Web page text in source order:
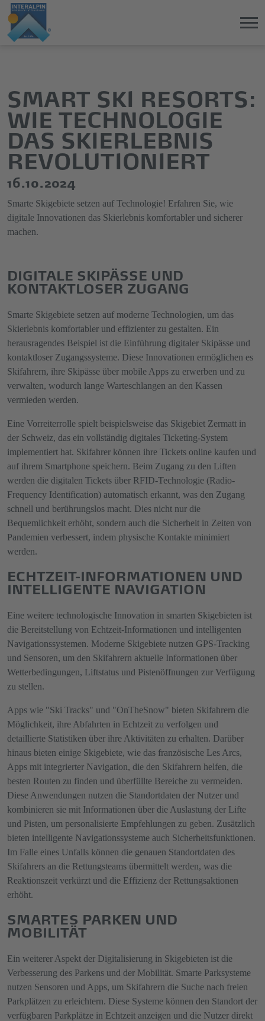
springen
springen
SMART SKI RESORTS:
WIE TECHNOLOGIE
DAS SKIERLEBNIS
REVOLUTIONIERT
16.10.2024
Smarte Skigebiete setzen auf Technologie! Erfahren Sie, wie
digitale Innovationen das Skierlebnis komfortabler und sicherer
machen.
DIGITALE SKIPÄSSE UND
KONTAKTLOSER ZUGANG
Smarte Skigebiete setzen auf moderne Technologien, um das
Skierlebnis komfortabler und effizienter zu gestalten. Ein
herausragendes Beispiel ist die Einführung digitaler Skipässe und
kontaktloser Zugangssysteme. Diese Innovationen ermöglichen es
Skifahrern, ihre Skipässe über mobile Apps zu erwerben und zu
verwalten, wodurch lange Warteschlangen an den Kassen
vermieden werden.
Eine Vorreiterrolle spielt beispielsweise das Skigebiet Zermatt in
der Schweiz, das ein vollständig digitales Ticketing-System
implementiert hat. Skifahrer können ihre Tickets online kaufen und
auf ihrem Smartphone speichern. Beim Zugang zu den Liften
werden die digitalen Tickets über RFID-Technologie (Radio-
Frequency Identification) automatisch erkannt, was den Zugang
schnell und berührungslos macht. Dies nicht nur die
Bequemlichkeit erhöht, sondern auch die Sicherheit in Zeiten von
Pandemien verbessert, indem physische Kontakte minimiert
werden.
ECHTZEIT-INFORMATIONEN UND
INTELLIGENTE NAVIGATION
Eine weitere technologische Innovation in smarten Skigebieten ist
die Bereitstellung von Echtzeit-Informationen und intelligenten
Navigationssystemen. Moderne Skigebiete nutzen GPS-Tracking
und Sensoren, um den Skifahrern aktuelle Informationen über
Wetterbedingungen, Liftstatus und Pistenöffnungen zur Verfügung
zu stellen.
Apps wie "Ski Tracks" und "OnTheSnow" bieten Skifahrern die
Möglichkeit, ihre Abfahrten in Echtzeit zu verfolgen und
detaillierte Statistiken über ihre Aktivitäten zu erhalten. Darüber
hinaus bieten einige Skigebiete, wie das französische Les Arcs,
Apps mit integrierter Navigation, die den Skifahrern helfen, die
besten Routen zu finden und überfüllte Bereiche zu vermeiden.
Diese Anwendungen nutzen die Standortdaten der Nutzer und
kombinieren sie mit Informationen über die Auslastung der Lifte
und Pisten, um personalisierte Empfehlungen zu geben. Zusätzlich
bieten intelligente Navigationssysteme auch Sicherheitsfunktionen.
Im Falle eines Unfalls können die genauen Standortdaten des
Skifahrers an die Rettungsteams übermittelt werden, was die
Reaktionszeit verkürzt und die Effizienz der Rettungsaktionen
erhöht.
SMARTES PARKEN UND
MOBILITÄT
Ein weiterer Aspekt der Digitalisierung in Skigebieten ist die
Verbesserung des Parkens und der Mobilität. Smarte Parksysteme
nutzen Sensoren und Apps, um Skifahrern die Suche nach freien
Parkplätzen zu erleichtern. Diese Systeme können den Standort der
verfügbaren Parkplätze in Echtzeit anzeigen und die Nutzer direkt